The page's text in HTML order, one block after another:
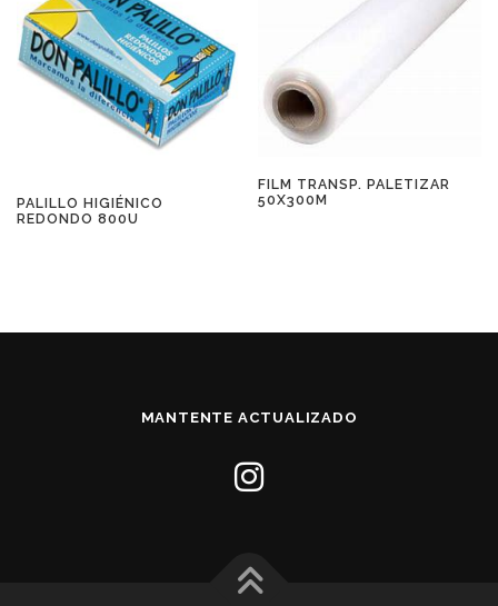
PALILLO HIGIÉNICO
REDONDO 800U
FILM TRANSP. PALETIZAR
50X300M
MANTENTE ACTUALIZADO